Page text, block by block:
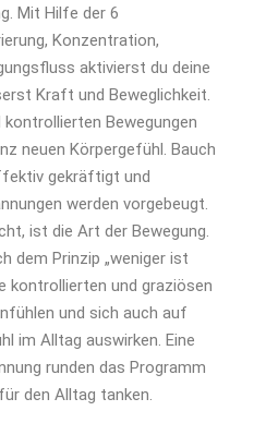
Mit Hilfe der 6
Konzentration,
aktivierst du deine
Kraft und Beweglichkeit.
Bewegungen
neuen Körpergefühl. Bauch
gekräftigt und
werden vorgebeugt.
ist die Art der Bewegung.
dem Prinzip „weniger ist
kontrollierten und graziösen
und sich auch auf
im Alltag auswirken. Eine
runden das Programm
den Alltag tanken.